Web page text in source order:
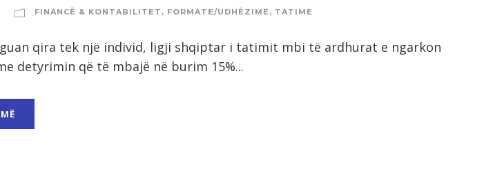
FINANCË & KONTABILITET , FORMATE/UDHËZIME , TATIME
qira tek një individ, ligji shqiptar i tatimit mbi të ardhurat e ngarkon
detyrimin që të mbajë në burim 15%...